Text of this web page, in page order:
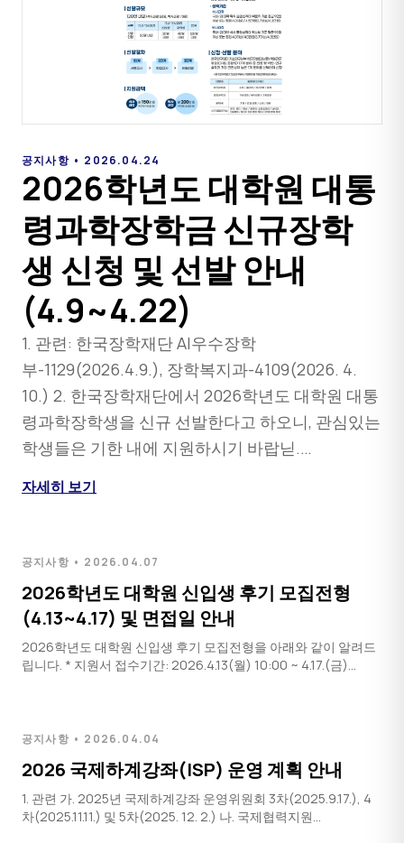
공지사항 • 2026.04.24
2026학년도 대학원 대통
령과학장학금 신규장학
생 신청 및 선발 안내
(4.9~4.22)
1. 관련: 한국장학재단 AI우수장학
부-1129(2026.4.9.), 장학복지과-4109(2026. 4.
10.) 2. 한국장학재단에서 2026학년도 대학원 대통
령과학장학생을 신규 선발한다고 하오니, 관심있는
학생들은 기한 내에 지원하시기 바랍닏.…
자세히 보기
공지사항 • 2026.04.07
2026학년도 대학원 신입생 후기 모집전형
(4.13~4.17) 및 면접일 안내
2026학년도 대학원 신입생 후기 모집전형을 아래와 같이 알려드
립니다. * 지원서 접수기간: 2026.4.13(월) 10:00 ~ 4.17.(금)
공지사항 • 2026.04.04
2026 국제하계강좌(ISP) 운영 계획 안내
1. 관련 가. 2025년 국제하계강좌 운영위원회 3차(2025.9.17.), 4
차(2025.11.11.) 및 5차(2025. 12. 2.) 나. 국제협력지원